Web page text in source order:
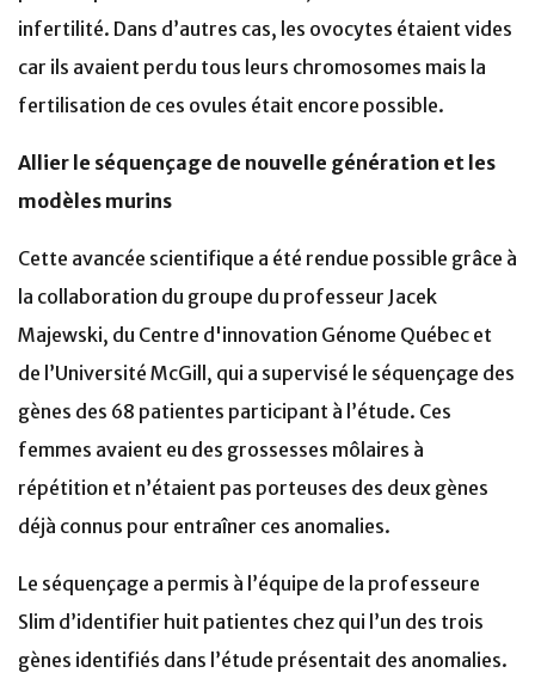
infertilité. Dans d’autres cas, les ovocytes étaient vides
car ils avaient perdu tous leurs chromosomes mais la
fertilisation de ces ovules était encore possible.
Allier le séquençage de nouvelle génération et les
modèles murins
Cette avancée scientifique a été rendue possible grâce à
la collaboration du groupe du professeur Jacek
Majewski, du Centre d'innovation Génome Québec et
de l’Université McGill, qui a supervisé le séquençage des
gènes des 68 patientes participant à l’étude. Ces
femmes avaient eu des grossesses môlaires à
répétition et n’étaient pas porteuses des deux gènes
déjà connus pour entraîner ces anomalies.
Le séquençage a permis à l’équipe de la professeure
Slim d’identifier huit patientes chez qui l’un des trois
gènes identifiés dans l’étude présentait des anomalies.